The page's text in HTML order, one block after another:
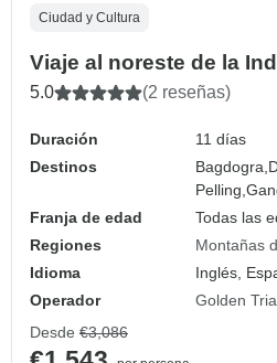
Ciudad y Cultura
Viaje al noreste de la
5.0 (2 reseñas)
Duración
11 días
Destinos
Bagdogra,
Pelling,
Franja de edad
Todas las
Regiones
Montañas
Idioma
Inglés,
Operador
Golden
Desde €3,086